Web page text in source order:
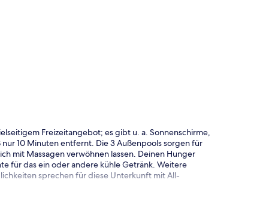
Freizeitangebot; es gibt u. a. Sonnenschirme,
10 Minuten entfernt. Die 3 Außenpools sorgen für
mit Massagen verwöhnen lassen. Deinen Hunger
für das ein oder andere kühle Getränk. Weitere
sprechen für diese Unterkunft mit All-